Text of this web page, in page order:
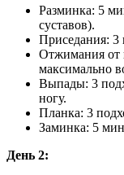
Разминка: 5
суставов).
Приседания: 3
Отжимания от
максимально
Выпады: 3
ногу.
Планка: 3
Заминка: 5
День 2: